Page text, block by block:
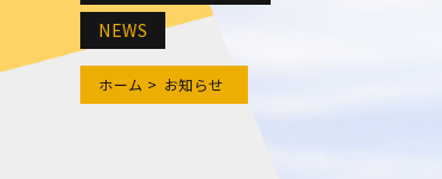
NEWS
ホーム お知らせ